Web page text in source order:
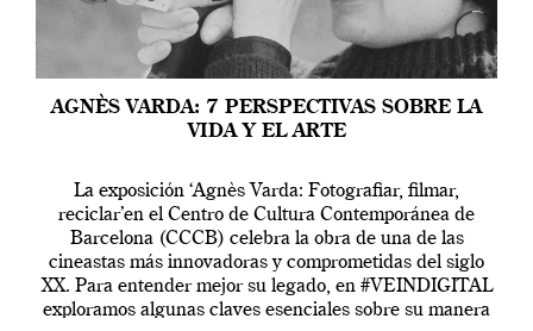
AGNÈS VARDA: 7 PERSPECTIVAS SOBRE LA
VIDA Y EL ARTE
La exposición ‘Agnès Varda: Fotografiar, filmar,
reciclar’en el Centro de Cultura Contemporánea de
Barcelona (CCCB) celebra la obra de una de las
cineastas más innovadoras y comprometidas del siglo
XX. Para entender mejor su legado, en #VEINDIGITAL
exploramos algunas claves esenciales sobre su manera